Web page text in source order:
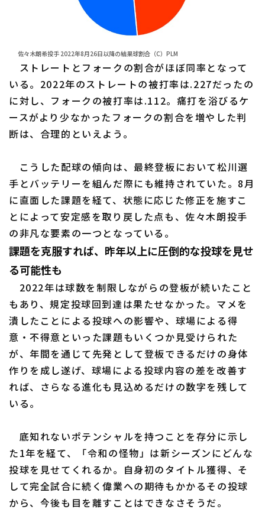
佐々木朗希投手 2022年8月26日以降の結果球割合（C）PLM
ストレートとフォークの割合がほぼ同率となって
いる。2022年のストレートの被打率は.227だったの
に対し、フォークの被打率は.112。痛打を浴びるケ
ースがより少なかったフォークの割合を増やした判
断は、合理的といえよう。
こうした配球の傾向は、最終登板において松川選
手とバッテリーを組んだ際にも維持されていた。8月
に直面した課題を経て、状態に応じた修正を施すこ
とによって安定感を取り戻した点も、佐々木朗投手
の非凡な要素の一つとなっている。
課題を克服すれば、昨年以上に圧倒的な投球を見せ
る可能性も
2022年は球数を制限しながらの登板が続いたこと
もあり、規定投球回到達は果たせなかった。マメを
潰したことによる投球への影響や、球場による得
意・不得意といった課題もいくつか見受けられた
が、年間を通じて先発として登板できるだけの身体
作りを成し遂げ、球場による投球内容の差を改善す
れば、さらなる進化も見込めるだけの数字を残して
いる。
底知れないポテンシャルを持つことを存分に示し
た1年を経て、「令和の怪物」は新シーズンにどんな
投球を見せてくれるか。自身初のタイトル獲得、そ
して完全試合に続く偉業への期待もかかるその投球
から、今後も目を離すことはできなさそうだ。